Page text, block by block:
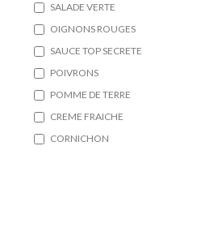
SALADE VERTE
OIGNONS ROUGES
SAUCE TOP SECRETE
POIVRONS
POMME DE TERRE
CREME FRAICHE
CORNICHON